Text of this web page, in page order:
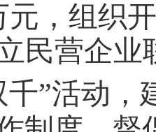
元，组织
民营企业
千”活动，